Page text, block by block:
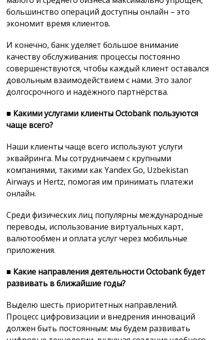
большинство операций доступны онлайн – это
экономит время клиентов.
И конечно, банк уделяет большое внимание
качеству обслуживания: процессы постоянно
совершенствуются, чтобы каждый клиент оставался
довольным взаимодействием с нами. Это залог
долгосрочного и надёжного партнёрства.
■ Какими услугами клиенты Octobank пользуются
чаще всего?
Наши клиенты чаще всего используют услуги
эквайринга. Мы сотрудничаем с крупными
компаниями, такими как Yandex Go, Uzbekistan
Airways и Hertz, помогая им принимать платежи
онлайн.
Среди физических лиц популярны международные
переводы, использование виртуальных карт,
валютообмен и оплата услуг через мобильные
приложения.
■ Какие направления деятельности Octobank будет
развивать в ближайшие годы?
Выделю шесть приоритетных направлений.
Процесс цифровизации и внедрения инноваций
должен быть постоянным: мы будем развивать